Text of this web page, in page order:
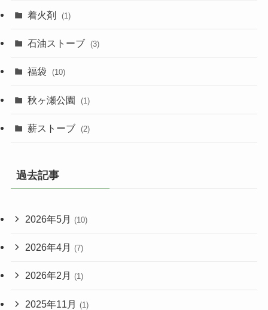
着火剤 (1)
石油ストーブ (3)
福袋 (10)
秋ヶ瀬公園 (1)
薪ストーブ (2)
過去記事
2026年5月 (10)
2026年4月 (7)
2026年2月 (1)
2025年11月 (1)